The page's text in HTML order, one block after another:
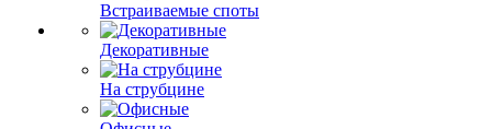
Встраиваемые споты
Декоративные
На струбцине